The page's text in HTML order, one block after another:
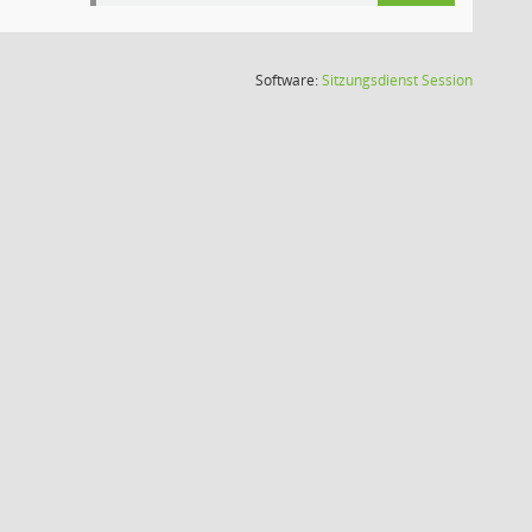
Software:SitzungsdienstSession(Wird in